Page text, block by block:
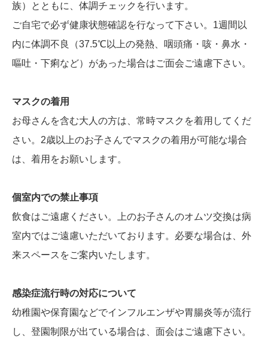
族）とともに、体調チェックを行います。
ご自宅で必ず健康状態確認を行なって下さい。1週間以
内に体調不良（37.5℃以上の発熱、咽頭痛・咳・鼻水・
嘔吐・下痢など）があった場合はご面会ご遠慮下さい。
マスクの着用
お母さんを含む大人の方は、常時マスクを着用してくだ
さい。2歳以上のお子さんでマスクの着用が可能な場合
は、着用をお願いします。
個室内での禁止事項
飲食はご遠慮ください。上のお子さんのオムツ交換は病
室内ではご遠慮いただいております。必要な場合は、外
来スペースをご案内いたします。
感染症流行時の対応について
幼稚園や保育園などでインフルエンザや胃腸炎等が流行
し、登園制限が出ている場合は、面会はご遠慮下さい。